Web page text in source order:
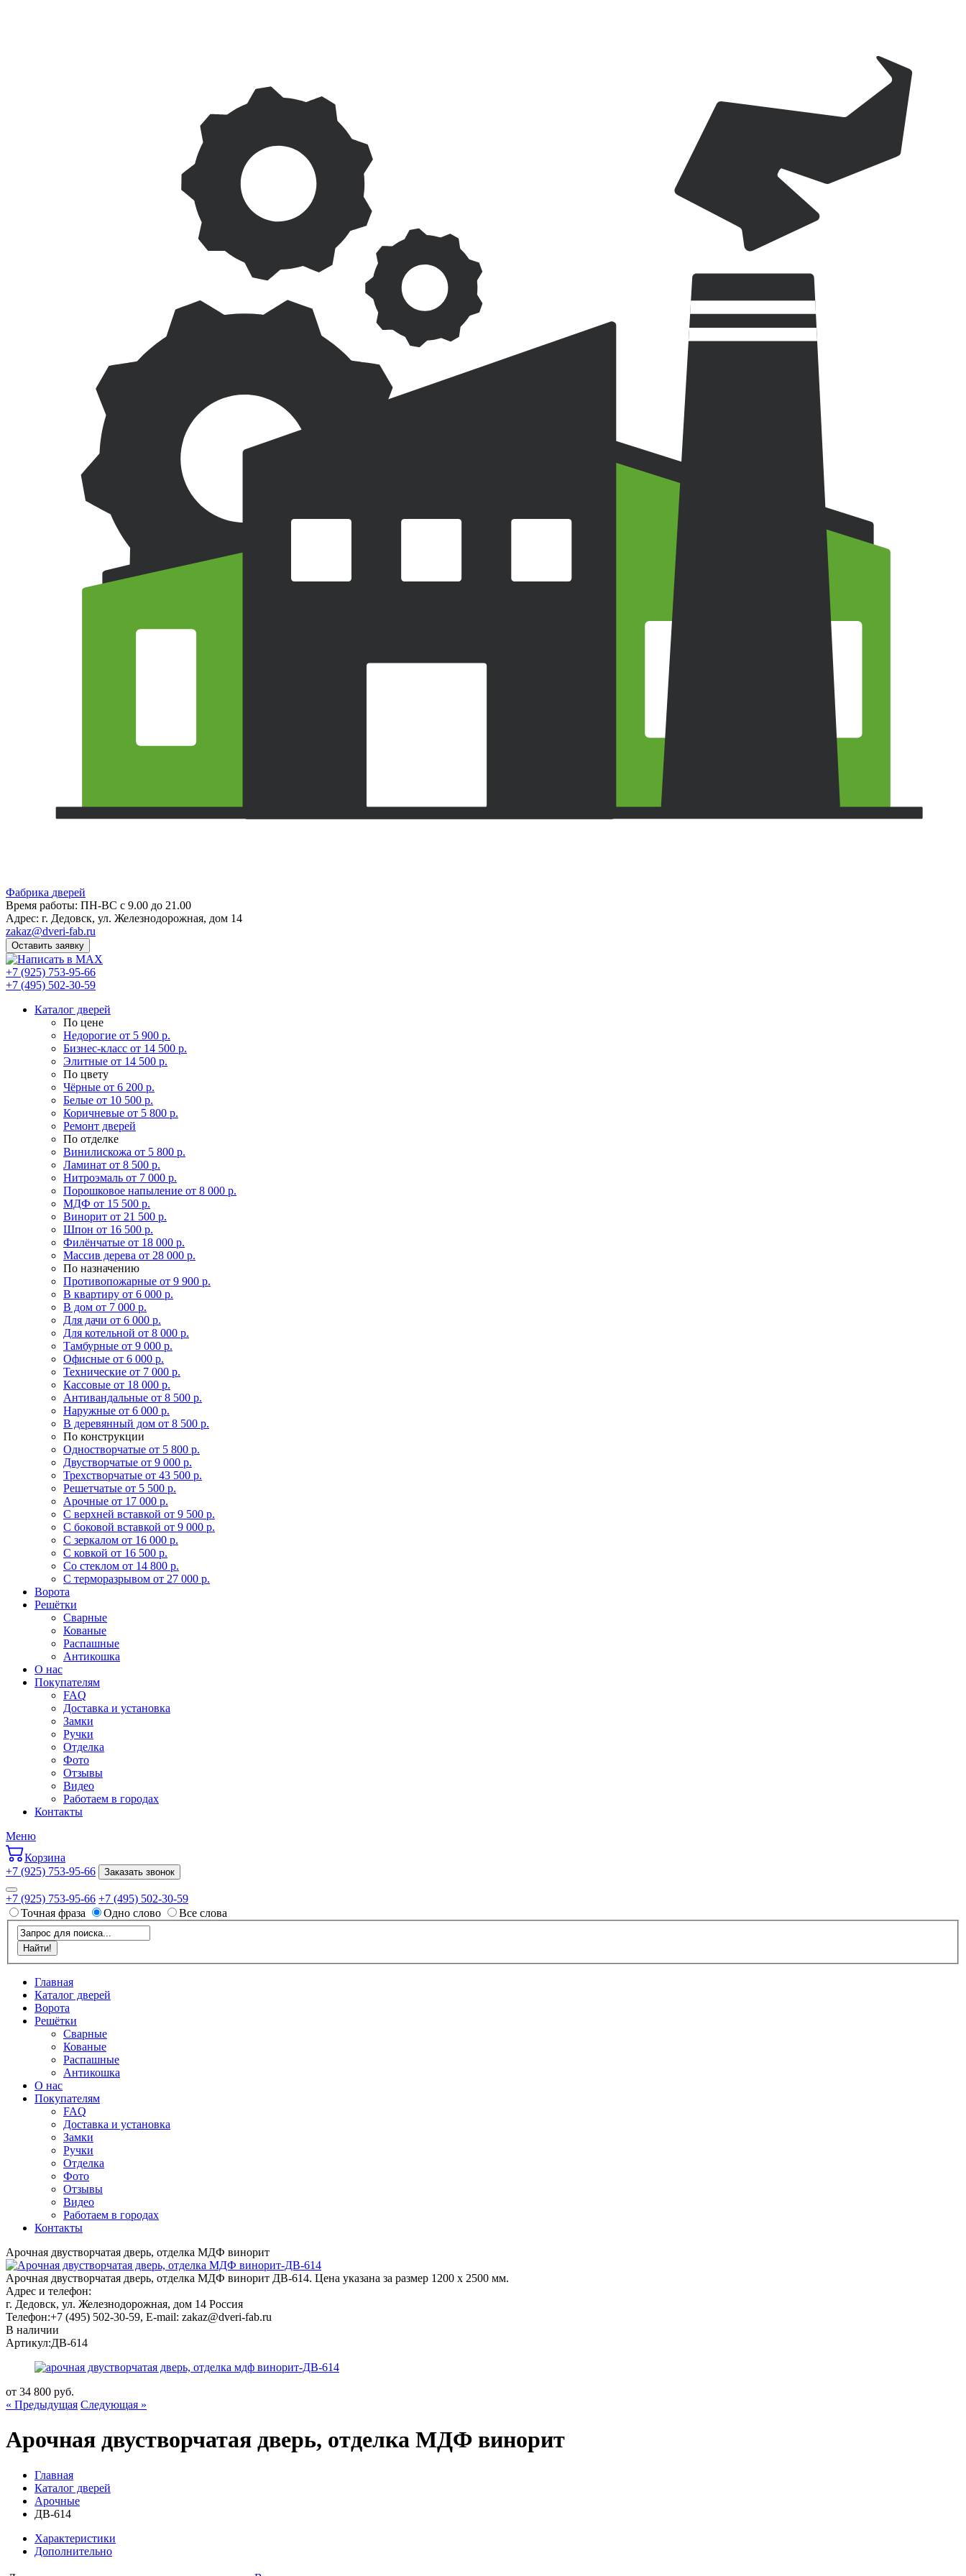
Фабрика дверей
Время работы: ПН-ВС с 9.00 до 21.00
Адрес: г. Дедовск, ул. Железнодорожная, дом 14
zakaz@dveri-fab.ru
Оставить заявку
+7 (925) 753-95-66
+7 (495) 502-30-59
Каталог дверей
По цене
Недорогие от 5 900 р.
Бизнес-класс от 14 500 р.
Элитные от 14 500 р.
По цвету
Чёрные от 6 200 р.
Белые от 10 500 р.
Коричневые от 5 800 р.
Ремонт дверей
По отделке
Винилискожа от 5 800 р.
Ламинат от 8 500 р.
Нитроэмаль от 7 000 р.
Порошковое напыление от 8 000 р.
МДФ от 15 500 р.
Винорит от 21 500 р.
Шпон от 16 500 р.
Филёнчатые от 18 000 р.
Массив дерева от 28 000 р.
По назначению
Противопожарные от 9 900 р.
В квартиру от 6 000 р.
В дом от 7 000 р.
Для дачи от 6 000 р.
Для котельной от 8 000 р.
Тамбурные от 9 000 р.
Офисные от 6 000 р.
Технические от 7 000 р.
Кассовые от 18 000 р.
Антивандальные от 8 500 р.
Наружные от 6 000 р.
В деревянный дом от 8 500 р.
По конструкции
Одностворчатые от 5 800 р.
Двустворчатые от 9 000 р.
Трехстворчатые от 43 500 р.
Решетчатые от 5 500 р.
Арочные от 17 000 р.
С верхней вставкой от 9 500 р.
С боковой вставкой от 9 000 р.
С зеркалом от 16 000 р.
С ковкой от 16 500 р.
Со стеклом от 14 800 р.
С терморазрывом от 27 000 р.
Ворота
Решётки
Сварные
Кованые
Распашные
Антикошка
О нас
Покупателям
FAQ
Доставка и установка
Замки
Ручки
Отделка
Фото
Отзывы
Видео
Работаем в городах
Контакты
Меню
Корзина
+7 (925) 753-95-66
Заказать звонок
+7 (925) 753-95-66 +7 (495) 502-30-59
Точная фраза
Одно слово Все слова
Главная
Каталог дверей
Ворота
Решётки
Сварные
Кованые
Распашные
Антикошка
О нас
Покупателям
FAQ
Доставка и установка
Замки
Ручки
Отделка
Фото
Отзывы
Видео
Работаем в городах
Контакты
Арочная двустворчатая дверь, отделка МДФ винорит
Арочная двустворчатая дверь, отделка МДФ винорит ДВ-614. Цена указана за размер 1200 х 2500 мм.
Адрес и телефон:
г. Дедовск, ул. Железнодорожная, дом 14 Россия
Телефон:+7 (495) 502-30-59, E-mail: zakaz@dveri-fab.ru
В наличии
Артикул:ДВ-614
от 34 800 руб.
« Предыдущая Следующая »
Арочная двустворчатая дверь, отделка МДФ винорит
Главная
Каталог дверей
Арочные
ДВ-614
Характеристики
Дополнительно